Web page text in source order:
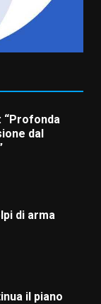
di arma
il piano
del